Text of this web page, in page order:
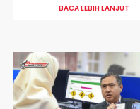
BACA LEBIH LANJUT